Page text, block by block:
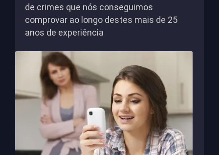
de crimes que nós conseguimos
comprovar ao longo destes mais de 25
anos de experiência